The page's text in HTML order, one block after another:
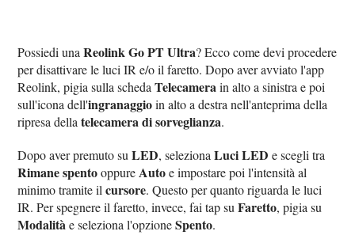
Possiedi unaReolink Go PT Ultra? Ecco come devi procedere
per disattivare le luci IR e/o il faretto. Dopo aver avviato l'app
Reolink, pigia sulla schedaTelecamerain alto a sinistra e poi
sull'icona dell'ingranaggioin alto a destra nell'anteprima della
ripresa dellatelecamera di sorveglianza.
Dopo aver premuto suLED, selezionaLuci LED e scegli tra
Rimane spentooppure Autoe impostare poi l'intensità al
minimo tramite ilcursore. Questo per quanto riguarda le luci
IR. Per spegnere il faretto, invece, fai tap suFaretto, pigia su
Modalitàe seleziona l'opzioneSpento.